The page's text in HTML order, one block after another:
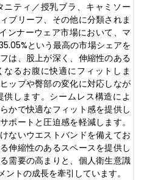
ティ／授乳ブラ、キャミソー
ブリーフ、その他に分類されま
ンナーウェア市場において、マ
という最高の市場シェアを
は、股上が深く、伸縮性のある
るお腹に快適にフィットしま
ップや臀部の変化に対応しなが
します。シームレス構造によ
かで快適なフィット感を提供し
ポートと圧迫感を軽減します。
ないウエストバンドを備えてお
伸縮性のあるスペースを提供し
需要の高まりと、個人衛生意識
トの成長を牽引しています。